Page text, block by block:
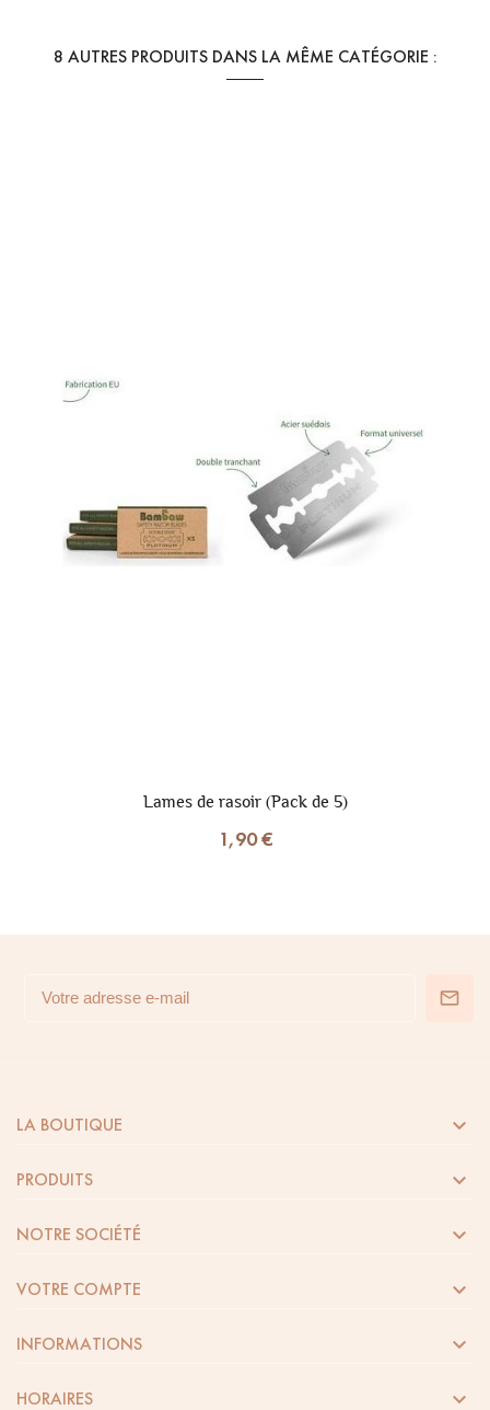
RÉFÉRENCES SPÉCIFIQUES
8 AUTRES PRODUITS DANS LA MÊME CATÉGORIE :
Lames de rasoir (Pack de 5)
1,90 €
LA BOUTIQUE 
PRODUITS 
NOTRE SOCIÉTÉ 
VOTRE COMPTE 
INFORMATIONS 
HORAIRES 